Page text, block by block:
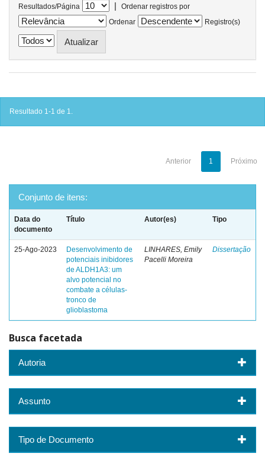
Resultados/Página |
Ordenar registros por
Ordenar
Registro(s)
Resultado 1-1 de 1.
Anterior 1 Próximo
Conjunto de itens:
Data do
documento
Título Autor(es) Tipo
25-Ago-2023
Desenvolvimento de
potenciais inibidores
de ALDH1A3: um
alvo potencial no
combate a células-
tronco de
glioblastoma
LINHARES, Emily
Pacelli Moreira
Dissertação
Busca facetada
Autoria
Assunto
Tipo de Documento